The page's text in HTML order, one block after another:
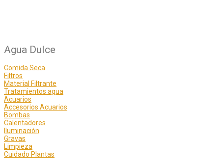
Agua Dulce
Comida Seca
Filtros
Material Filtrante
Tratamientos agua
Acuarios
Accesorios Acuarios
Bombas
Calentadores
Iluminación
Gravas
Limpieza
Cuidado Plantas